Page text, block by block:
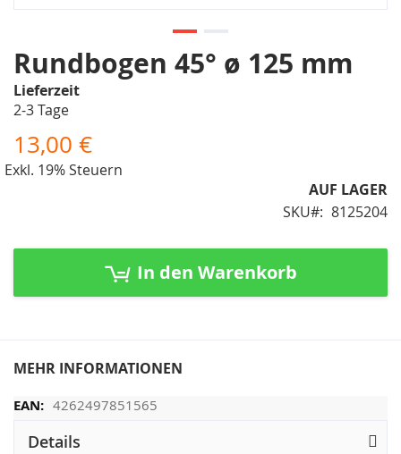
Rundbogen 45° ø 125 mm
Lieferzeit
2-3 Tage
13,00 €
Exkl. 19% Steuern
AUF LAGER
SKU
8125204
In den Warenkorb
MEHR INFORMATIONEN
4262497851565
Zum
Anfang
der
Bildergalerie
springen
Details